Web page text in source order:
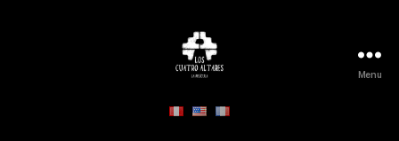
Cuatro
Menu